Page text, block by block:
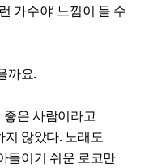
가수야’ 느낌이 들 수
까요.
좋은 사람이라고
않았다. 노래도
들이기 쉬운 로코만